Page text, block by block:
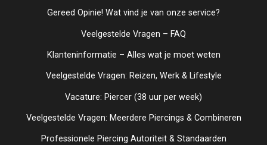
Gereed Opinie! Wat vind je van onze service?
Veelgestelde Vragen – FAQ
Klanteninformatie – Alles wat je moet weten
Veelgestelde Vragen: Reizen, Werk & Lifestyle
Vacature: Piercer (38 uur per week)
Veelgestelde Vragen: Meerdere Piercings & Combineren
Professionele Piercing Autoriteit & Standaarden